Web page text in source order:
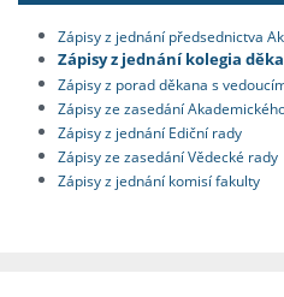
Zápisy z jednání předsednictva
Zápisy z jednání kolegia
Zápisy z porad děkana s
Zápisy ze zasedání
Zápisy z jednání Ediční rady
Zápisy ze zasedání Vědecké rady
Zápisy z jednání komisí fakulty